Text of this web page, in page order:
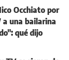
Occhiato por
a una bailarina
qué dijo